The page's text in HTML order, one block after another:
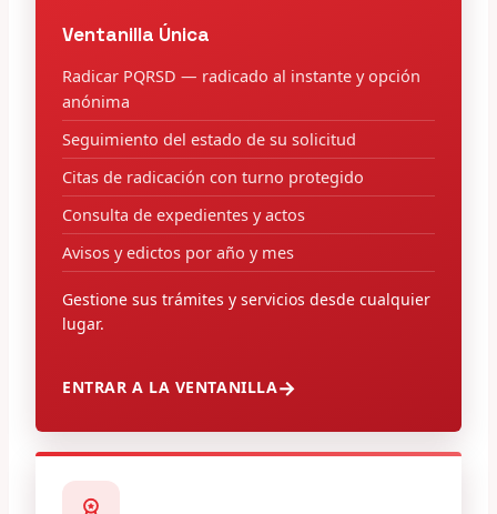
Ventanilla Única
Radicar PQRSD — radicado al instante y opción
anónima
Seguimiento del estado de su solicitud
Citas de radicación con turno protegido
Consulta de expedientes y actos
Avisos y edictos por año y mes
Gestione sus trámites y servicios desde cualquier
lugar.
ENTRAR A LA VENTANILLA